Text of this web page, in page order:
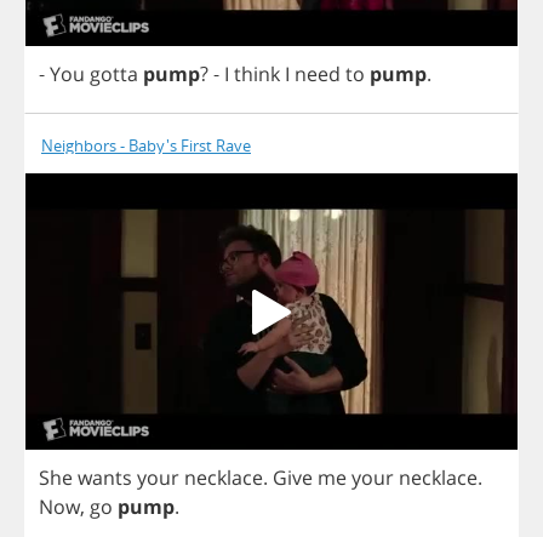
-You gotta pump?- I think I need to pump.
Neighbors - Baby's First Rave
Shewants your necklace. Give meyour necklace.
Now, go pump.